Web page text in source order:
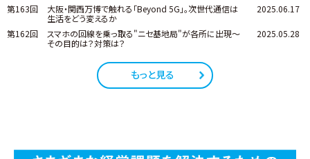
第163回
大阪・関西万博で触れる「Beyond 5G」。次世代通信は
生活をどう変えるか
2025.06.17
第162回
スマホの回線を乗っ取る"ニセ基地局"が各所に出現～
その目的は？対策は？
2025.05.28
もっと見る